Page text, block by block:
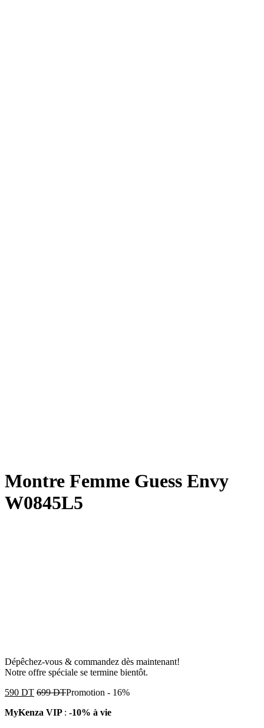
Montre Femme Guess Envy
W0845L5
Dépêchez-vous & commandez dès maintenant!
Notre offre spéciale se termine bientôt.
590 DT 699DTPromotion - 16%
MyKenza VIP : -10% à vie